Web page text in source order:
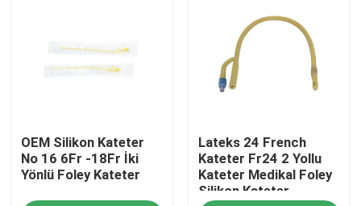
Ana sayfa
OEM Silikon Kateter
No 16 6Fr -18Fr İki
Yönlü Foley Kateter
Lateks 24 French
Kateter Fr24 2 Yollu
Kateter Medikal Foley
Silikon Kateter